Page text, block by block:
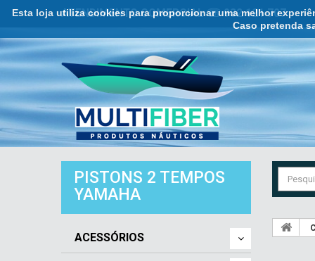
Esta loja utiliza cookies para proporcionar uma melhor
Caso pretenda
ATENDIMENTO COMERCIAL ☏ 932 121 707
PISTONS 2 TEMPOS
YAMAHA
ACESSÓRIOS